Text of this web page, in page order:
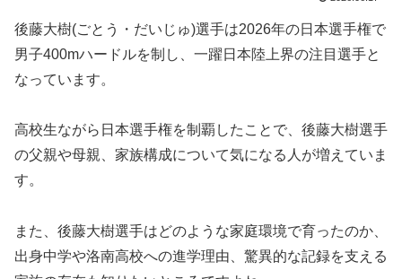
後藤大樹(ごとう・だいじゅ)選手は2026年の日本選手権で
男子400mハードルを制し、一躍日本陸上界の注目選手と
なっています。
高校生ながら日本選手権を制覇したことで、後藤大樹選手
の父親や母親、家族構成について気になる人が増えていま
す。
また、後藤大樹選手はどのような家庭環境で育ったのか、
出身中学や洛南高校への進学理由、驚異的な記録を支える